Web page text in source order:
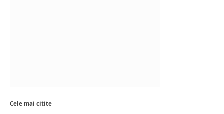
Cele mai citite